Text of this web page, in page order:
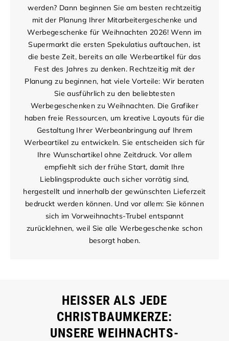
werden? Dann beginnen Sie am besten rechtzeitig
mit der Planung Ihrer Mitarbeitergeschenke und
Werbegeschenke für Weihnachten 2026! Wenn im
Supermarkt die ersten Spekulatius auftauchen, ist
die beste Zeit, bereits an alle Werbeartikel für das
Fest des Jahres zu denken. Rechtzeitig mit der
Planung zu beginnen, hat viele Vorteile: Wir beraten
Sie ausführlich zu den beliebtesten
Werbegeschenken zu Weihnachten. Die Grafiker
haben freie Ressourcen, um kreative Layouts für die
Gestaltung Ihrer Werbeanbringung auf Ihrem
Werbeartikel zu entwickeln. Sie entscheiden sich für
Ihre Wunschartikel ohne Zeitdruck. Vor allem
empfiehlt sich der frühe Start, damit Ihre
Lieblingsprodukte auch sicher vorrätig sind,
hergestellt und innerhalb der gewünschten Lieferzeit
bedruckt werden können. Und vor allem: Sie können
sich im Vorweihnachts-Trubel entspannt
zurücklehnen, weil Sie alle Werbegeschenke schon
besorgt haben.
HEISSER ALS JEDE C
HRISTBAUMKERZE:
UNSERE WEIHNACHTS-